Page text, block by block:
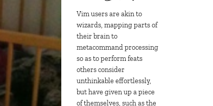
Vim users are akin to
wizards, mapping parts of
their brain to
metacommand processing
so as to perform feats
others consider
unthinkable effortlessly,
but have given up a piece
of themselves, such as the